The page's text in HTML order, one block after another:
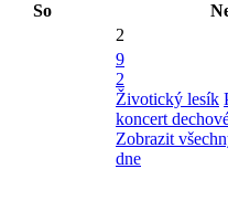
So
2
9
2
Životický lesík
koncert
Zobrazit
dne